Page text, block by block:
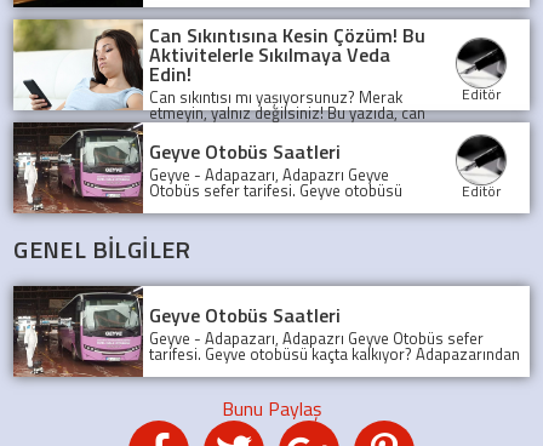
şeffaflığı artırarak, olası kazaları önlüyor
ve deniz trafiğini düzenliyor.
Can Sıkıntısına Kesin Çözüm! Bu
Aktivitelerle Sıkılmaya Veda
Edin!
Can sıkıntısı mı yaşıyorsunuz? Merak
etmeyin, yalnız değilsiniz! Bu yazıda, can
sıkıntısını yenmek için birbirinden
eğlenceli ve yaratıcı aktiviteleri
keşfedeceksiniz.
Editör
Geyve Otobüs Saatleri
Geyve - Adapazarı, Adapazrı Geyve
Otobüs sefer tarifesi. Geyve otobüsü
kaçta kalkıyor? Adapazarından son
Geyve Otobüsü, Sefer tarifesi, geyve
koop otobüs
Editör
GENEL BİLGİLER
Geyve Otobüs Saatleri
Geyve - Adapazarı, Adapazrı Geyve Otobüs sefer
tarifesi. Geyve otobüsü kaçta kalkıyor? Adapazarından
son Geyve Otobüsü, Sefer tarifesi, geyve koop otobüs